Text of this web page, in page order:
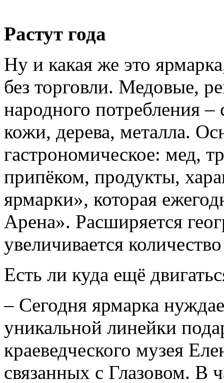
Растут года
Ну и какая же это
без торговли. Медовые,
народного потребления
кожи, дерева, металла.
гастрономическое: мед,
припёком, продукты,
ярмарки», которая
Арена». Расширяется
увеличивается
Есть ли куда ещё
– Сегодня ярмарка
уникальной линейки
краеведческого музея
связанных с Глазовом. В